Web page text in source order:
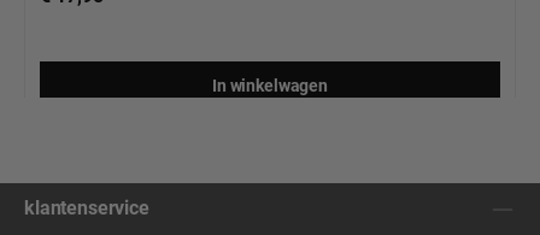
In winkelwagen
klantenservice